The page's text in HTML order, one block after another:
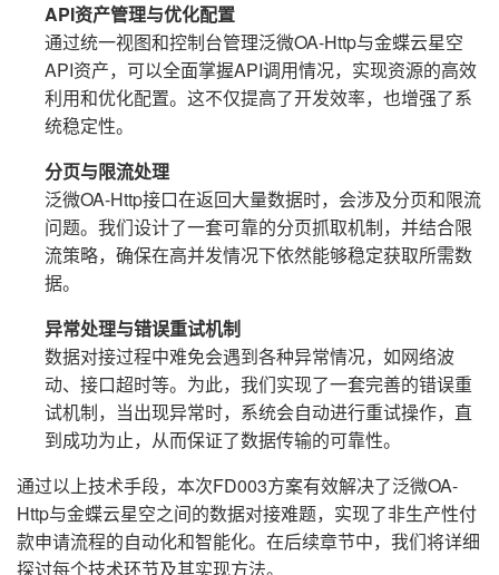
API资产管理与优化配置
通过统一视图和控制台管理泛微OA-Http与金蝶云星空
API资产，可以全面掌握API调用情况，实现资源的高效
利用和优化配置。这不仅提高了开发效率，也增强了系
统稳定性。
分页与限流处理
泛微OA-Http接口在返回大量数据时，会涉及分页和限流
问题。我们设计了一套可靠的分页抓取机制，并结合限
流策略，确保在高并发情况下依然能够稳定获取所需数
据。
异常处理与错误重试机制
数据对接过程中难免会遇到各种异常情况，如网络波
动、接口超时等。为此，我们实现了一套完善的错误重
试机制，当出现异常时，系统会自动进行重试操作，直
到成功为止，从而保证了数据传输的可靠性。
通过以上技术手段，本次FD003方案有效解决了泛微OA-
Http与金蝶云星空之间的数据对接难题，实现了非生产性付
款申请流程的自动化和智能化。在后续章节中，我们将详细
探讨每个技术环节及其实现方法。